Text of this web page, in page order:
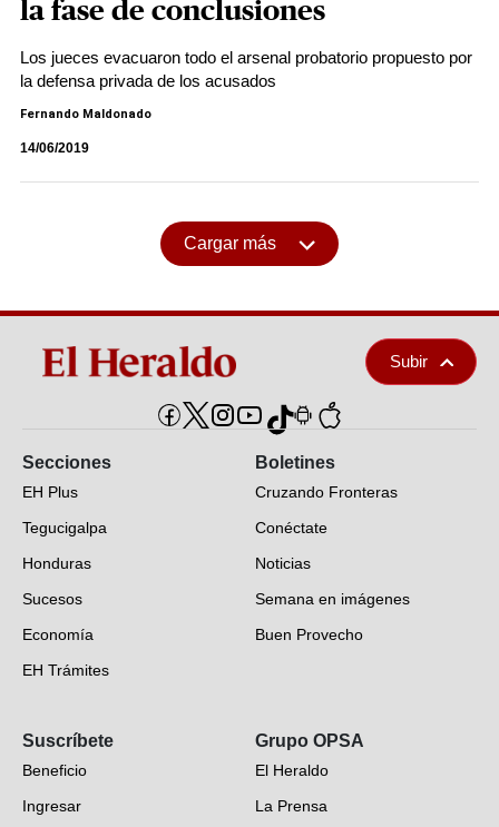
la fase de conclusiones
Los jueces evacuaron todo el arsenal probatorio propuesto por
la defensa privada de los acusados
Fernando Maldonado
14/06/2019
Cargar más
Subir
Secciones
EH Plus
Tegucigalpa
Honduras
Sucesos
Economía
EH Trámites
EH Verifica
Fotogalerías
Deportes
Boletines
Cruzando Fronteras
Conéctate
Noticias
Semana en imágenes
Buen Provecho
Suscríbete
Beneficio
Ingresar
Grupo OPSA
El Heraldo
La Prensa